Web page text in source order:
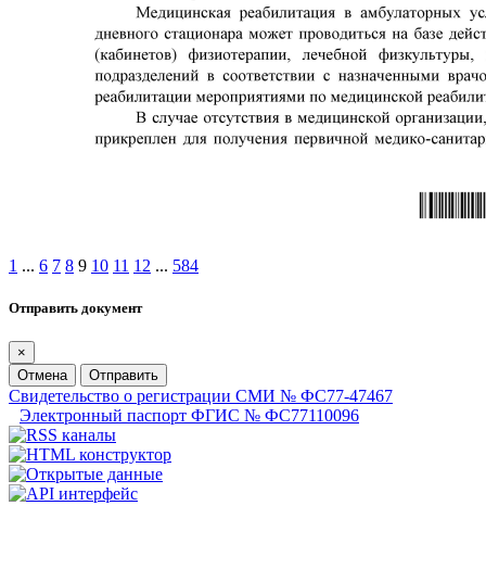
1 ... 6 7 8 9 10 11 12 ... 584
Отправить документ
×
Отмена
Отправить
Свидетельство о регистрации СМИ № ФС77-47467
Электронный паспорт ФГИС № ФС77110096